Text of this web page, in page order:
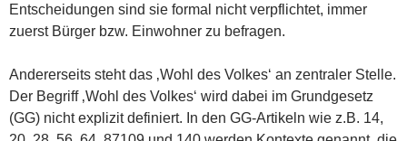
Entscheidungen sind sie formal nicht verpflichtet, immer
zuerst Bürger bzw. Einwohner zu befragen.
Andererseits steht das ‚Wohl des Volkes‘ an zentraler Stelle.
Der Begriff ‚Wohl des Volkes‘ wird dabei im Grundgesetz
(GG) nicht explizit definiert. In den GG-Artikeln wie z.B. 14,